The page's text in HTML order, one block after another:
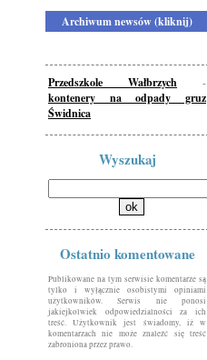
Archiwum newsów (kliknij)
Przedszkole Wałbrzych -
kontenery na odpady gruz
Świdnica
Wyszukaj
Ostatnio komentowane
Publikowane na tym serwisie komentarze są
tylko i wyłącznie osobistymi opiniami
użytkowników. Serwis nie ponosi
jakiejkolwiek odpowiedzialności za ich
treść. Użytkownik jest świadomy, iż w
komentarzach nie może znaleźć się treść
zabroniona przez prawo.